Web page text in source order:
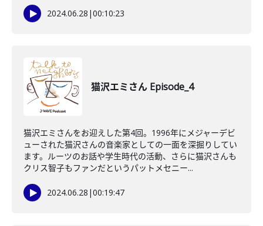
2024.06.28 |00:10:23
猫沢エミさん Episode_4
猫沢エミさんをお迎えした第4回。1996年にメジャーデビ
ューされた猫沢さんの音楽家としての一面を深掘りしてい
ます。ルーツのお話や学生時代の活動、さらに猫沢さんも
クリス智子もファンだというパットメセニー...
2024.06.28 |00:19:47